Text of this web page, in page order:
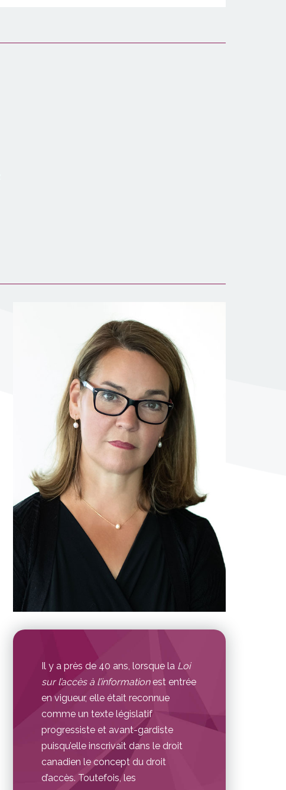
Il y a près de 40 ans, lorsque la Loi
sur l’accès à l’informationest entrée
en vigueur, elle était reconnue
comme un texte législatif
progressiste et avant-gardiste
puisqu’elle inscrivait dans le droit
canadien le concept du droit
d’accès. Toutefois, les